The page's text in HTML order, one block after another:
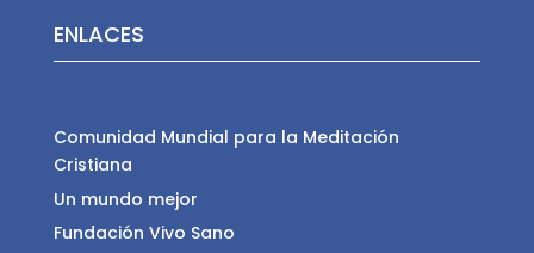
ENLACES
Comunidad Mundial para la Meditación
Cristiana
Un mundo mejor
Fundación Vivo Sano